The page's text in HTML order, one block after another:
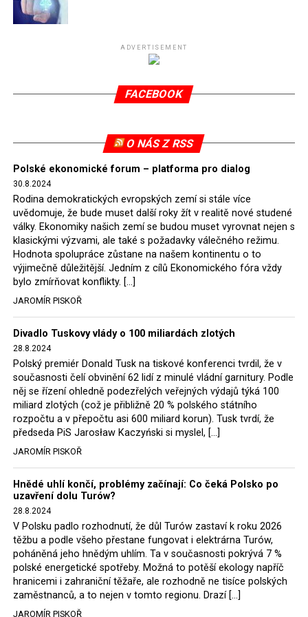
Připomeňme, že ukončení těžby hnědého uhlí pro
(SDEU) v souvislosti se stížnostmi českých samospráv
verdiktem španělské soudkyně Rosario Silva de Lapureta
tomuto rozhodnutí nevyhověla, proto na žádost
2022, než byl tento případ z důvodu uzavření dohody
Polska s Českou republikou o odstranění příčin sporu o
důl Turów vymazán z rejstříku tribunálu. Celkem si
Polsko nechalo z přiznaných evropských fondů odečíst
asi 70 milionů eur na pokutách a 45 milionů eur
zaplatilo jako odškodnění České republice – ale jak důl,
tak elektrárna nadále fungovaly. Už tehdy zástupci
tehdejší opozice a dnes vládnoucí koalice, jako
místopředseda Občanské platformy (PO) Rafał
Hołownia, přímo řekli, že by se polská vláda měla
tomuto rozhodnutí podřídit.
Rozhodnutí polského ministra spravedlnosti jistě potěší
německé, české a polské ekology, ale i těžaře. Je těžké si
představit, že by o takové věci rozhodoval sám ministr
Bodnar. Musel získat politický souhlas vládnoucí koalice.
Stále jsou totiž platné argumenty Morawieckého vlády,
že důl i elektrárna jsou – kromě zabezpečování cca 7 %
polského energetického mixu – klíčovými podniky, spolu
se svými dceřinými společnostmi zaměstnávají cca pět
tisíc lidí. Navíc s činností dolu a elektrárny nepřímo
souvisí dalších několik desítek tisíc pracovních míst v
regionu. Zelená politika ale opět zvítězila.
Rozhodnutí polského ministra spravedlnosti jistě potěší
německé, české a polské ekology, kteří žalobu u
ADVERTISEMENT
FACEBOOK
O NÁS Z RSS
Polské ekonomické forum – platforma pro dialog
30.8.2024
Rodina demokratických evropských zemí si stále více
uvědomuje, že bude muset další roky žít v realitě nové studené
války. Ekonomiky našich zemí se budou muset vyrovnat nejen s
klasickými výzvami, ale také s požadavky válečného režimu.
Hodnota spolupráce zůstane na našem kontinentu o to
výjimečně důležitější. Jedním z cílů Ekonomického fóra vždy
bylo zmírňovat konflikty. […]
JAROMÍR PISKOŘ
Divadlo Tuskovy vlády o 100 miliardách zlotých
28.8.2024
Polský premiér Donald Tusk na tiskové konferenci tvrdil, že v
současnosti čelí obvinění 62 lidí z minulé vládní garnitury. Podle
něj se řízení ohledně podezřelých veřejných výdajů týká 100
miliard zlotých (což je přibližně 20 % polského státního
rozpočtu a v přepočtu asi 600 miliard korun). Tusk tvrdí, že
předseda PiS Jarosław Kaczyński si myslel, […]
JAROMÍR PISKOŘ
Hnědé uhlí končí, problémy začínají: Co čeká Polsko po
uzavření dolu Turów?
28.8.2024
V Polsku padlo rozhodnutí, že důl Turów zastaví k roku 2026
těžbu a podle všeho přestane fungovat i elektrárna Turów,
poháněná jeho hnědým uhlím. Ta v současnosti pokrývá 7 %
polské energetické spotřeby. Možná to potěší ekology napříč
hranicemi i zahraniční těžaře, ale rozhodně ne tisíce polských
zaměstnanců, a to nejen v tomto regionu. Drazí […]
JAROMÍR PISKOŘ